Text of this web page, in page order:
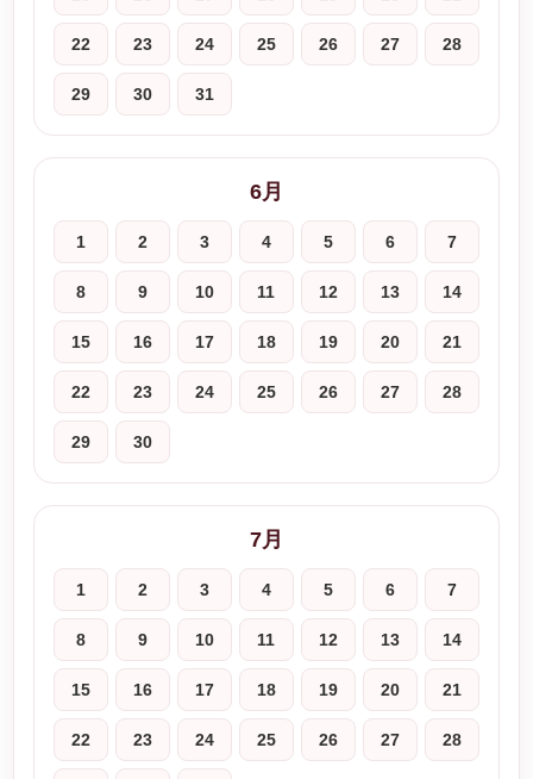
22 23 24 25 26 27 28
29 30 31
6月
1 2 3 4 5 6 7
8 9 10 11 12 13 14
15 16 17 18 19 20 21
22 23 24 25 26 27 28
29 30
7月
1 2 3 4 5 6 7
8 9 10 11 12 13 14
15 16 17 18 19 20 21
22 23 24 25 26 27 28